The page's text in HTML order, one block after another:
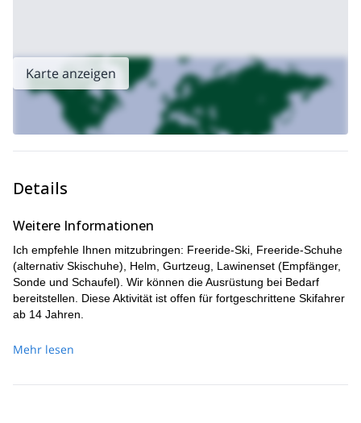
Karte anzeigen
Details
Weitere Informationen
Ich empfehle Ihnen mitzubringen: Freeride-Ski, Freeride-Schuhe
(alternativ Skischuhe), Helm, Gurtzeug, Lawinenset (Empfänger,
Sonde und Schaufel). Wir können die Ausrüstung bei Bedarf
bereitstellen. Diese Aktivität ist offen für fortgeschrittene Skifahrer
ab 14 Jahren.
Mehr lesen